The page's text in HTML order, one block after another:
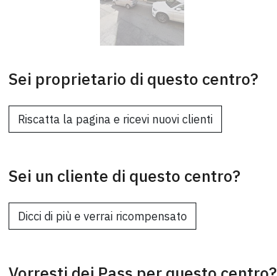
Sei proprietario di questo centro?
Riscatta la pagina e ricevi nuovi clienti
Sei un cliente di questo centro?
Dicci di più e verrai ricompensato